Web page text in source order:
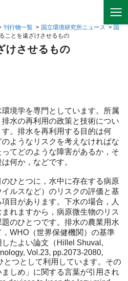
刊行物一覧 > 国立環境研究所ニュース > 国
ことを遠ざけさせるもの
けさせるもの
境学を専門としています。所属
水の再利用の政策と技術につい
。排水を再利用する目的は何
ようなリスクを考えなければな
てどのような障害があるか，そ
何か，などです。
ひとつに，水中に存在する病原
ルスなど）のリスクの評価と基
目があります。下水の場合，人
れますから，病原微生物のリス
のひとつです。排水の農業用水
WHO（世界保健機関）の基準
たよい論文（Hillel Shuval,
Vol.23, pp.2073-2080,
とつとして利用しています。その
しめ」に関する言葉が引用され